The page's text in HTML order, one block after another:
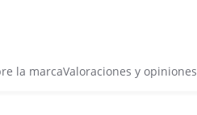
la marcaValoraciones y opiniones